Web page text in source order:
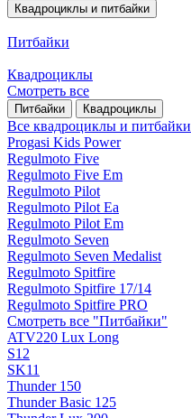
Квадроциклы и питбайки
Питбайки
Квадроциклы
Смотреть все
Питбайки Квадроциклы
Все квадроциклы и питбайки
Progasi Kids Power
Regulmoto Five
Regulmoto Five Em
Regulmoto Pilot
Regulmoto Pilot Ea
Regulmoto Pilot Em
Regulmoto Seven
Regulmoto Seven Medalist
Regulmoto Spitfire
Regulmoto Spitfire 17/14
Regulmoto Spitfire PRO
Смотреть все "Питбайки"
ATV220 Lux Long
S12
SK11
Thunder 150
Thunder Basic 125